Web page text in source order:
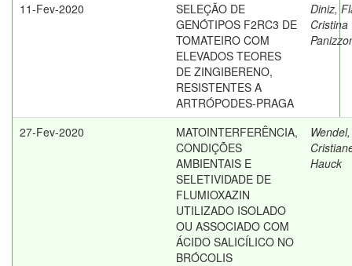
11-Fev-2020
SELEÇÃO DE
GENÓTIPOS F2RC3 DE
TOMATEIRO COM
ELEVADOS TEORES
DE ZINGIBERENO,
RESISTENTES A
ARTRÓPODES-PRAGA
Diniz,
Cristina
27-Fev-2020
MATOINTERFERÊNCIA,
CONDIÇÕES
AMBIENTAIS E
SELETIVIDADE DE
FLUMIOXAZIN
UTILIZADO ISOLADO
OU ASSOCIADO COM
ÁCIDO SALICÍLICO NO
BRÓCOLIS
Wendel,
Hauck